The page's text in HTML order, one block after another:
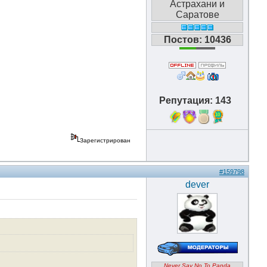
Астрахани и
Саратове
Постов: 10436
Репутация: 143
10
Зарегистрирован
#159798
dever
Never Say No To Panda